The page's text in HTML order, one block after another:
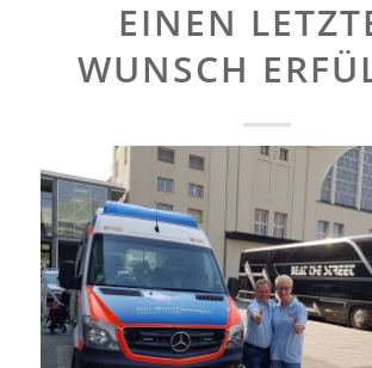
EINEN
WUNSCH